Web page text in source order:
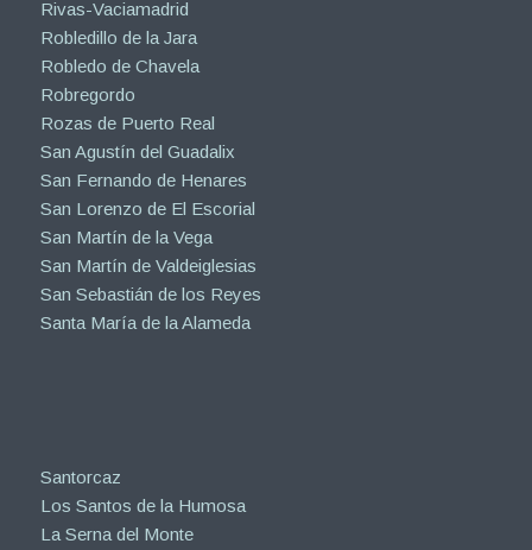
Rivas-Vaciamadrid
Robledillo de la Jara
Robledo de Chavela
Robregordo
Rozas de Puerto Real
San Agustín del Guadalix
San Fernando de Henares
San Lorenzo de El Escorial
San Martín de la Vega
San Martín de Valdeiglesias
San Sebastián de los Reyes
Santa María de la Alameda
Santorcaz
Los Santos de la Humosa
La Serna del Monte